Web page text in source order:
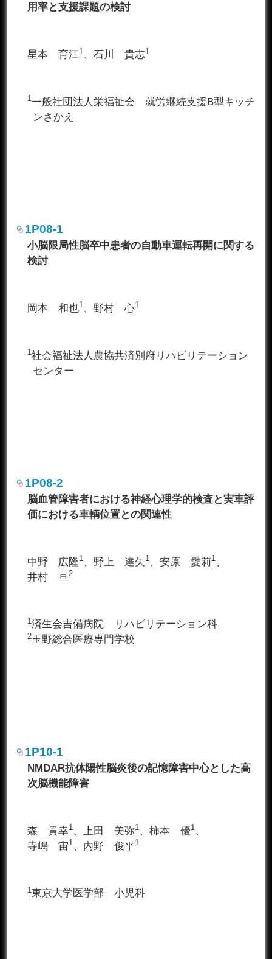
用率と支援課題の検討
星本 育江1 、石川 貴志1
1一般社団法人栄福祉会 就労継続支援B型キッチ
ンさかえ
1P08-1
小脳限局性脳卒中患者の自動車運転再開に関する
検討
岡本 和也1、野村 心1
1社会福祉法人農協共済別府リハビリテーション
センター
1P08-2
脳血管障害者における神経心理学的検査と実車評
価における車輌位置との関連性
中野 広隆1、野上 達矢1、安原 愛莉1、
井村 亘2
1済生会吉備病院 リハビリテーション科
2玉野総合医療専門学校
1P10-1
NMDAR抗体陽性脳炎後の記憶障害中心とした高
次脳機能障害
森 貴幸1、上田 美弥1、柿本 優1、
寺嶋 宙1、内野 俊平1
1東京大学医学部 小児科